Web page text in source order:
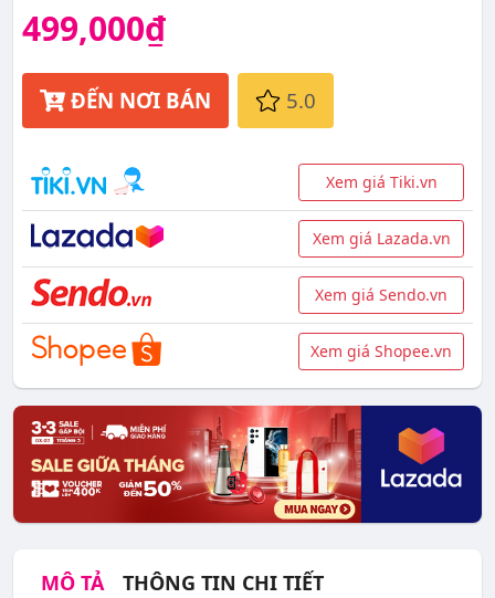
499,000₫
ĐẾN NƠI BÁN 5.0
Xem giá Tiki.vn
Xem giá Lazada.vn
Xem giá Sendo.vn
Xem giá Shopee.vn
MÔ TẢ THÔNG TIN CHI TIẾT